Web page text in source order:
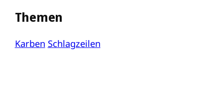
Themen
Karben Schlagzeilen